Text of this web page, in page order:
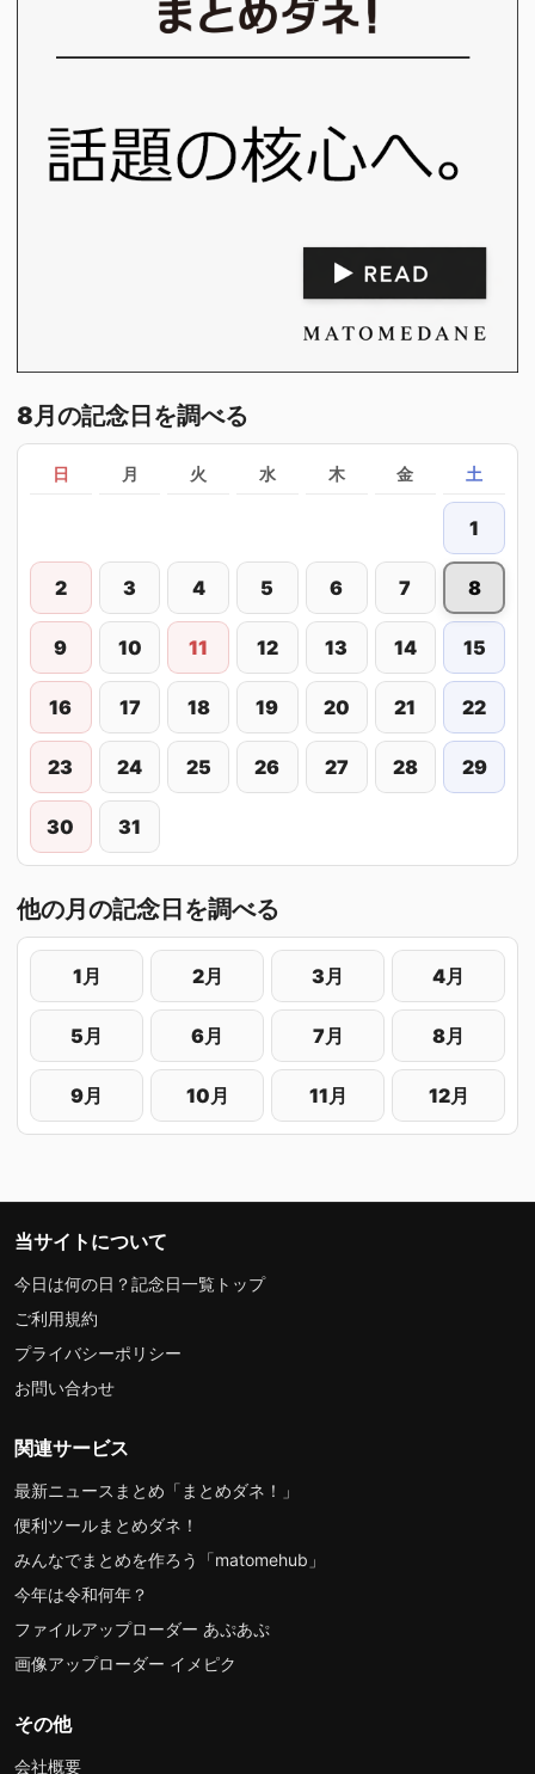
8月の記念日を調べる
日 月 火 水 木 金 土
1
2 3 4 5 6 7 8
9 10 11 12 13 14 15
16 17 18 19 20 21 22
23 24 25 26 27 28 29
30 31
他の月の記念日を調べる
1月 2月 3月 4月
5月 6月 7月 8月
9月 10月 11月 12月
当サイトについて
今日は何の日？記念日一覧トップ
ご利用規約
プライバシーポリシー
お問い合わせ
関連サービス
最新ニュースまとめ「まとめダネ！」
便利ツールまとめダネ！
みんなでまとめを作ろう「matomehub」
今年は令和何年？
ファイルアップローダー あぷあぷ
画像アップローダー イメピク
その他
会社概要